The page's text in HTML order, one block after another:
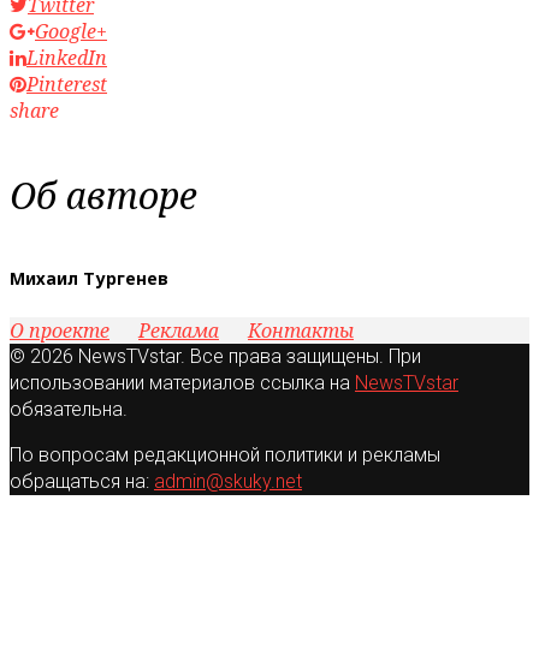
Google+
LinkedIn
Pinterest
share
Об авторе
Михаил Тургенев
О проекте Реклама Контакты
© 2026 NewsTVstar. Все права защищены. При
использовании материалов ссылка на NewsTVstar
обязательна.
По вопросам редакционной политики и рекламы
обращаться на: admin@skuky.net